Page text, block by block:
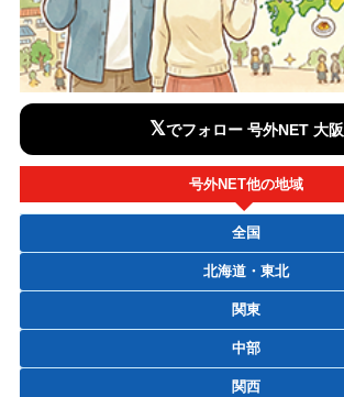
𝕏でフォロー 号外NET 大阪
号外NET他の地域
全国
北海道・東北
関東
中部
関西